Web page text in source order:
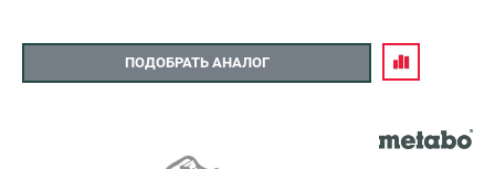
ПОДОБРАТЬ АНАЛОГ